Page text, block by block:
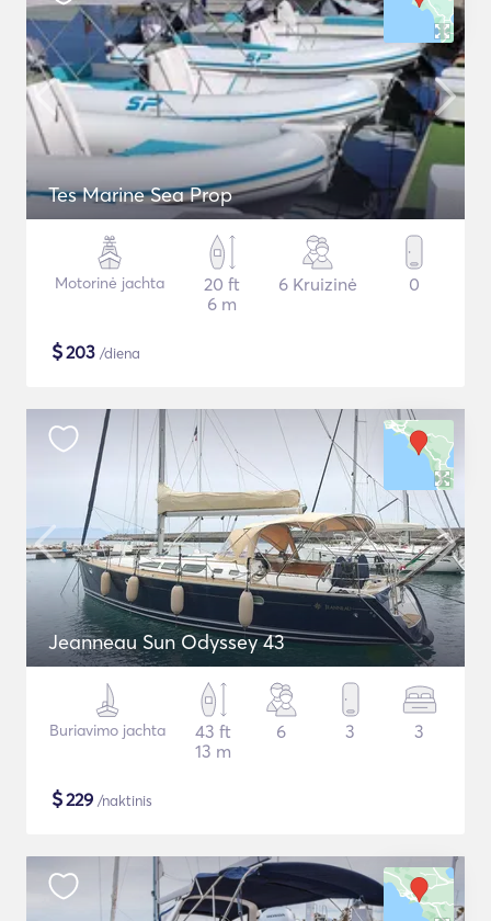
Tes Marine Sea Prop
Motorinė jachta
20 ft
6 m
6 Kruizinė 0
$203 /diena
Jeanneau Sun Odyssey 43
Buriavimo jachta
43 ft
13 m
6 3 3
$229 /naktinis